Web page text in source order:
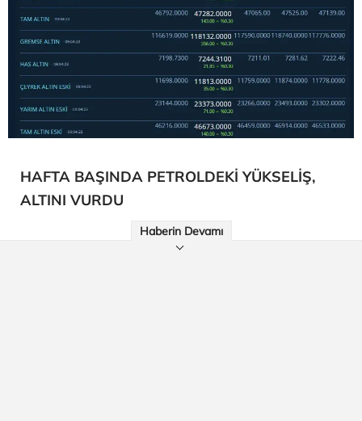
HAFTA BAŞINDA PETROLDEKİ YÜKSELİŞ,
ALTINI VURDU
Haberin Devamı